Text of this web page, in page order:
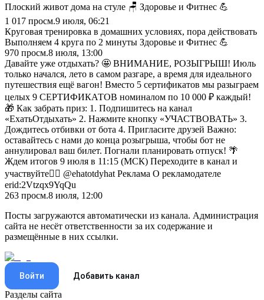
Плоский живот дома на стуле 🪑 Здоровье и Фитнес 💪
1 017 просм.9 июля, 06:21
Круговая тренировка в домашних условиях, пора действовать
Выполняем 4 круга по 2 минуты Здоровье и Фитнес 💪
970 просм.8 июля, 13:00
Давайте уже отдыхать? 🤩 ВНИМАНИЕ, РОЗЫГРЫШ! Июль
только начался, лето в самом разгаре, а время для идеального
путешествия ещё вагон! Вместо 5 сертификатов мы разыграем
целых 9 СЕРТИФИКАТОВ номиналом по 10 000 ₽ каждый!
🎁 Как забрать приз: 1. Подпишитесь на канал
«ЕхатьОтдыхать» 2. Нажмите кнопку «УЧАСТВОВАТЬ» 3.
Дождитесь отбивки от бота 4. Пригласите друзей Важно:
оставайтесь с нами до конца розыгрыша, чтобы бот не
аннулировал ваш билет. Погнали планировать отпуск! 🌴
Ждем итогов 9 июля в 11:15 (МСК) Переходите в канал и
участвуйте👇🏻 @ehatotdyhat Реклама О рекламодателе
erid:2Vtzqx9YqQu
263 просм.8 июля, 12:00
Посты загружаются автоматически из канала. Администрация
сайта не несёт ответственности за их содержание и
размещённые в них ссылки.
Войти Добавить канал
Разделы сайта